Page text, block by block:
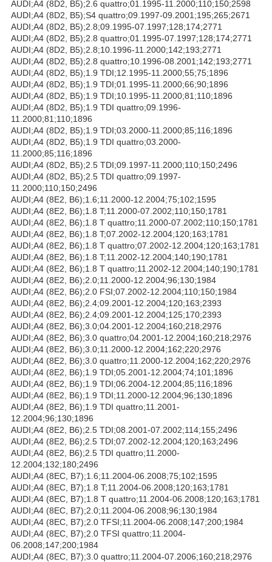
AUDI;A4 (8D2, B5);2.6 quattro;01.1995-11.2000;110;150;2598
AUDI;A4 (8D2, B5);S4 quattro;09.1997-09.2001;195;265;2671
AUDI;A4 (8D2, B5);2.8;09.1995-07.1997;128;174;2771
AUDI;A4 (8D2, B5);2.8 quattro;01.1995-07.1997;128;174;2771
AUDI;A4 (8D2, B5);2.8;10.1996-11.2000;142;193;2771
AUDI;A4 (8D2, B5);2.8 quattro;10.1996-08.2001;142;193;2771
AUDI;A4 (8D2, B5);1.9 TDI;12.1995-11.2000;55;75;1896
AUDI;A4 (8D2, B5);1.9 TDI;01.1995-11.2000;66;90;1896
AUDI;A4 (8D2, B5);1.9 TDI;10.1995-11.2000;81;110;1896
AUDI;A4 (8D2, B5);1.9 TDI quattro;09.1996-
11.2000;81;110;1896
AUDI;A4 (8D2, B5);1.9 TDI;03.2000-11.2000;85;116;1896
AUDI;A4 (8D2, B5);1.9 TDI quattro;03.2000-
11.2000;85;116;1896
AUDI;A4 (8D2, B5);2.5 TDI;09.1997-11.2000;110;150;2496
AUDI;A4 (8D2, B5);2.5 TDI quattro;09.1997-
11.2000;110;150;2496
AUDI;A4 (8E2, B6);1.6;11.2000-12.2004;75;102;1595
AUDI;A4 (8E2, B6);1.8 T;11.2000-07.2002;110;150;1781
AUDI;A4 (8E2, B6);1.8 T quattro;11.2000-07.2002;110;150;1781
AUDI;A4 (8E2, B6);1.8 T;07.2002-12.2004;120;163;1781
AUDI;A4 (8E2, B6);1.8 T quattro;07.2002-12.2004;120;163;1781
AUDI;A4 (8E2, B6);1.8 T;11.2002-12.2004;140;190;1781
AUDI;A4 (8E2, B6);1.8 T quattro;11.2002-12.2004;140;190;1781
AUDI;A4 (8E2, B6);2.0;11.2000-12.2004;96;130;1984
AUDI;A4 (8E2, B6);2.0 FSI;07.2002-12.2004;110;150;1984
AUDI;A4 (8E2, B6);2.4;09.2001-12.2004;120;163;2393
AUDI;A4 (8E2, B6);2.4;09.2001-12.2004;125;170;2393
AUDI;A4 (8E2, B6);3.0;04.2001-12.2004;160;218;2976
AUDI;A4 (8E2, B6);3.0 quattro;04.2001-12.2004;160;218;2976
AUDI;A4 (8E2, B6);3.0;11.2000-12.2004;162;220;2976
AUDI;A4 (8E2, B6);3.0 quattro;11.2000-12.2004;162;220;2976
AUDI;A4 (8E2, B6);1.9 TDI;05.2001-12.2004;74;101;1896
AUDI;A4 (8E2, B6);1.9 TDI;06.2004-12.2004;85;116;1896
AUDI;A4 (8E2, B6);1.9 TDI;11.2000-12.2004;96;130;1896
AUDI;A4 (8E2, B6);1.9 TDI quattro;11.2001-
12.2004;96;130;1896
AUDI;A4 (8E2, B6);2.5 TDI;08.2001-07.2002;114;155;2496
AUDI;A4 (8E2, B6);2.5 TDI;07.2002-12.2004;120;163;2496
AUDI;A4 (8E2, B6);2.5 TDI quattro;11.2000-
12.2004;132;180;2496
AUDI;A4 (8EC, B7);1.6;11.2004-06.2008;75;102;1595
AUDI;A4 (8EC, B7);1.8 T;11.2004-06.2008;120;163;1781
AUDI;A4 (8EC, B7);1.8 T quattro;11.2004-06.2008;120;163;1781
AUDI;A4 (8EC, B7);2.0;11.2004-06.2008;96;130;1984
AUDI;A4 (8EC, B7);2.0 TFSI;11.2004-06.2008;147;200;1984
AUDI;A4 (8EC, B7);2.0 TFSI quattro;11.2004-
06.2008;147;200;1984
AUDI;A4 (8EC, B7);3.0 quattro;11.2004-07.2006;160;218;2976